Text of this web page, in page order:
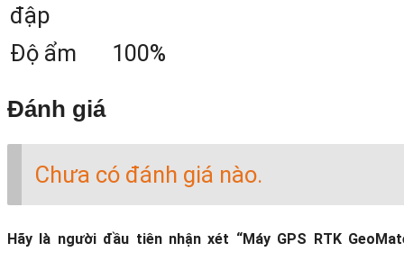
đập
Độ ẩm 100%
Đánh giá
Chưa có đánh giá nào.
Hãy là người đầu tiên nhận xét “Máy GPS RTK